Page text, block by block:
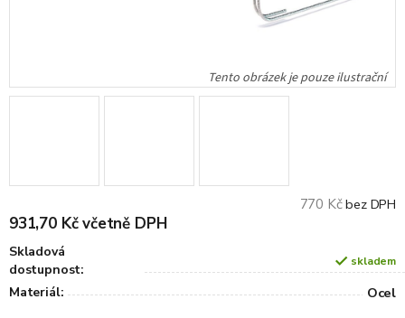
770 Kčbez DPH
931,70 Kč včetně DPH
Skladová
dostupnost:
skladem
Materiál: Ocel